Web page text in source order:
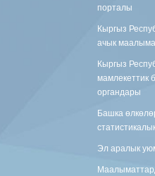
порталы
Кыргыз
ачык
Кыргыз
мамлекеттик
органдары
Башка
Эл аралык